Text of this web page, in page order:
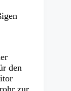
den
zur